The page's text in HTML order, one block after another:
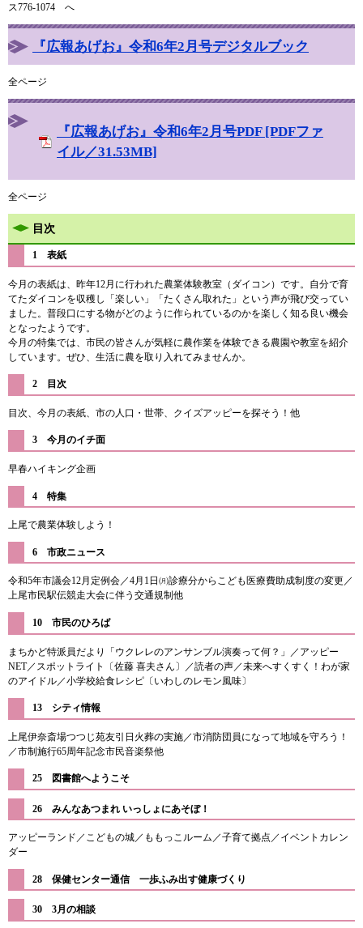
ス776-1074 へ
『広報あげお』令和6年2月号デジタルブック
全ページ
『広報あげお』令和6年2月号PDF [PDFファ
イル／31.53MB]
全ページ
目次
1 表紙
今月の表紙は、昨年12月に行われた農業体験教室（ダイコン）です。自分で育
てたダイコンを収穫し「楽しい」「たくさん取れた」という声が飛び交ってい
ました。普段口にする物がどのように作られているのかを楽しく知る良い機会
となったようです。
今月の特集では、市民の皆さんが気軽に農作業を体験できる農園や教室を紹介
しています。ぜひ、生活に農を取り入れてみませんか。​
2 目次
目次、今月の表紙、市の人口・世帯、クイズアッピーを探そう！他
3 今月のイチ面
早春ハイキング企画
4 特集
上尾で農業体験しよう！
​6 市政ニュース
令和5年市議会12月定例会／4月1日㈪診療分からこども医療費助成制度の変更／
上尾市民駅伝競走大会に伴う交通規制他
10 市民のひろば
まちかど特派員だより「ウクレレのアンサンブル演奏って何？」／アッピー
NET／スポットライト〔佐藤 喜夫さん〕／読者の声／未来へすくすく！わが家
のアイドル／小学校給食レシピ〔いわしのレモン風味〕
13 シティ情報
上尾伊奈斎場つつじ苑友引日火葬の実施／市消防団員になって地域を守ろう！
／市制施行65周年記念市民音楽祭他
25 図書館へようこそ
26 みんなあつまれ いっしょにあそぼ！
アッピーランド／こどもの城／ももっこルーム／子育て拠点／イベントカレン
ダー
28 保健センター通信 一歩ふみ出す健康づくり
30 3月の相談